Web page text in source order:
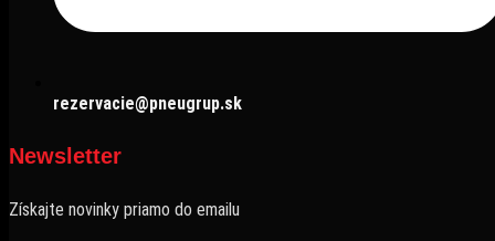
rezervacie@pneugrup.sk
Newsletter
Získajte novinky priamo do emailu